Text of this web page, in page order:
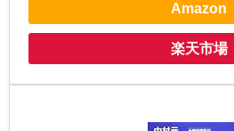
Amazon
楽天市場